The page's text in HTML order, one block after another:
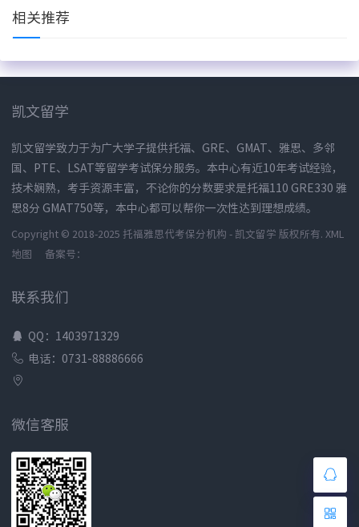
相关推荐
凯文留学
凯文留学致力于为广大学子提供托福、GRE、GMAT、雅思、多邻
国、PTE、LSAT等留学考试保分服务。本中心有近10年考试经验，
技术娴熟，考手资源丰富，不论你的分数要求是托福110 GRE330 雅
思8分 GMAT750等，本中心都可以帮你一次性达到理想成绩。
Copyright © 2018-2025 托福雅思代考保分机构 - 凯文留学 版权所有. XML
地图
备案号：
联系我们
QQ：1403971329
电话：0731-88886666
微信客服